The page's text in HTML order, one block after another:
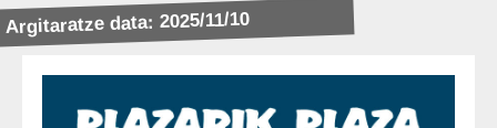
Argitaratze data: 2025/11/10